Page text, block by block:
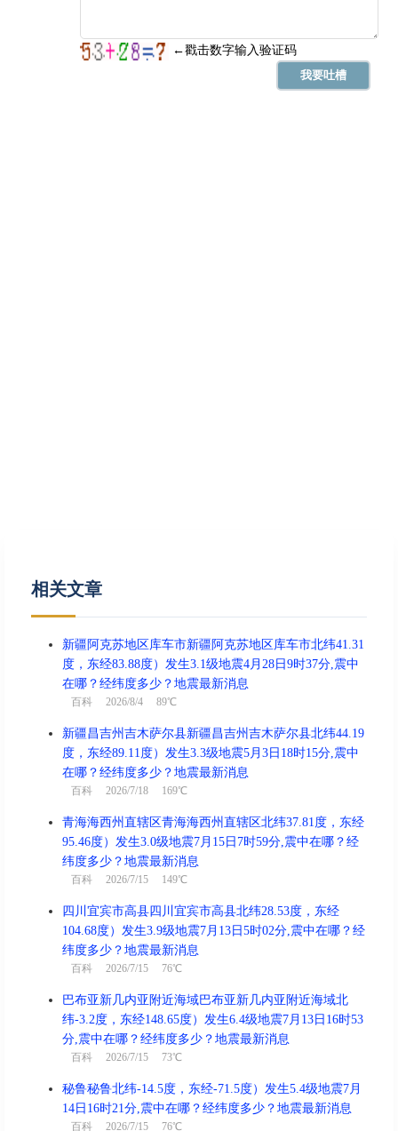
相关文章
新疆阿克苏地区库车市新疆阿克苏地区库车市北纬41.31
度，东经83.88度）发生3.1级地震4月28日9时37分,震中
在哪？经纬度多少？地震最新消息
百科 2026/8/4 89℃
新疆昌吉州吉木萨尔县新疆昌吉州吉木萨尔县北纬44.19
度，东经89.11度）发生3.3级地震5月3日18时15分,震中
在哪？经纬度多少？地震最新消息
百科 2026/7/18 169℃
青海海西州直辖区青海海西州直辖区北纬37.81度，东经
95.46度）发生3.0级地震7月15日7时59分,震中在哪？经
纬度多少？地震最新消息
百科 2026/7/15 149℃
四川宜宾市高县四川宜宾市高县北纬28.53度，东经
104.68度）发生3.9级地震7月13日5时02分,震中在哪？经
纬度多少？地震最新消息
百科 2026/7/15 76℃
巴布亚新几内亚附近海域巴布亚新几内亚附近海域北
纬-3.2度，东经148.65度）发生6.4级地震7月13日16时53
分,震中在哪？经纬度多少？地震最新消息
百科 2026/7/15 73℃
秘鲁秘鲁北纬-14.5度，东经-71.5度）发生5.4级地震7月
14日16时21分,震中在哪？经纬度多少？地震最新消息
百科 2026/7/15 76℃